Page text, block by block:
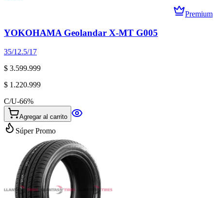
Premium
YOKOHAMA Geolandar X-MT G005
35/12.5/17
$ 3.599.999
$ 1.220.999
C/U-66%
Agregar al carrito
Súper Promo